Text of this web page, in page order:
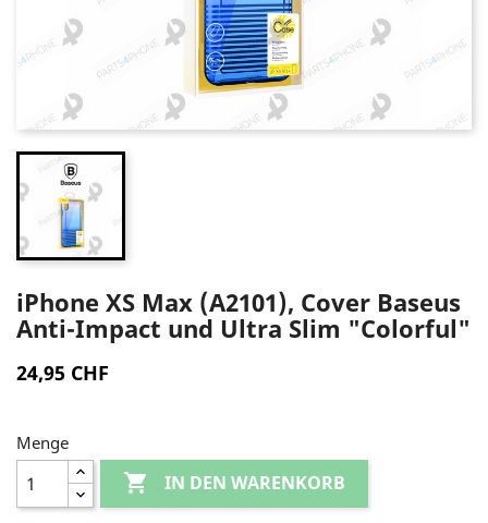
iPhone XS Max (A2101), Cover Baseus
Anti-Impact und Ultra Slim "Colorful"
24,95 CHF
Menge
 IN DEN WARENKORB